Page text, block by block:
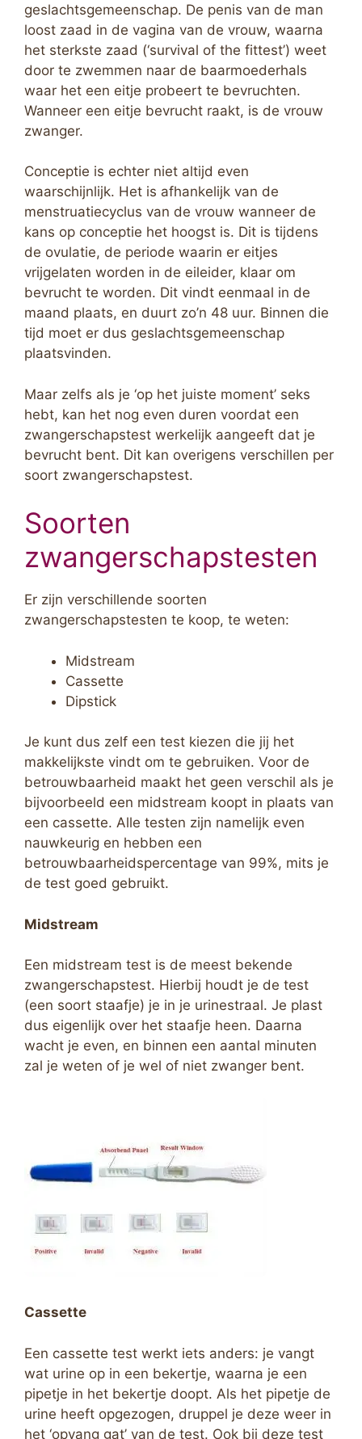
geslachtsgemeenschap. De penis van de man
loost zaad in de vagina van de vrouw, waarna
het sterkste zaad (‘survival of the fittest’) weet
door te zwemmen naar de baarmoederhals
waar het een eitje probeert te bevruchten.
Wanneer een eitje bevrucht raakt, is de vrouw
zwanger.
Conceptie is echter niet altijd even
waarschijnlijk. Het is afhankelijk van de
menstruatiecyclus van de vrouw wanneer de
kans op conceptie het hoogst is. Dit is tijdens
de ovulatie, de periode waarin er eitjes
vrijgelaten worden in de eileider, klaar om
bevrucht te worden. Dit vindt eenmaal in de
maand plaats, en duurt zo’n 48 uur. Binnen die
tijd moet er dus geslachtsgemeenschap
plaatsvinden.
Maar zelfs als je ‘op het juiste moment’ seks
hebt, kan het nog even duren voordat een
zwangerschapstest werkelijk aangeeft dat je
bevrucht bent. Dit kan overigens verschillen per
soort zwangerschapstest.
Soorten
zwangerschapstesten
Er zijn verschillende soorten
zwangerschapstesten te koop, te weten:
Midstream
Cassette
Dipstick
Je kunt dus zelf een test kiezen die jij het
makkelijkste vindt om te gebruiken. Voor de
betrouwbaarheid maakt het geen verschil als je
bijvoorbeeld een midstream koopt in plaats van
een cassette. Alle testen zijn namelijk even
nauwkeurig en hebben een
betrouwbaarheidspercentage van 99%, mits je
de test goed gebruikt.
Midstream
Een midstream test is de meest bekende
zwangerschapstest. Hierbij houdt je de test
(een soort staafje) je in je urinestraal. Je plast
dus eigenlijk over het staafje heen. Daarna
wacht je even, en binnen een aantal minuten
zal je weten of je wel of niet zwanger bent.
Cassette
Een cassette test werkt iets anders: je vangt
wat urine op in een bekertje, waarna je een
pipetje in het bekertje doopt. Als het pipetje de
urine heeft opgezogen, druppel je deze weer in
het ‘opvang gat’ van de test. Ook bij deze test